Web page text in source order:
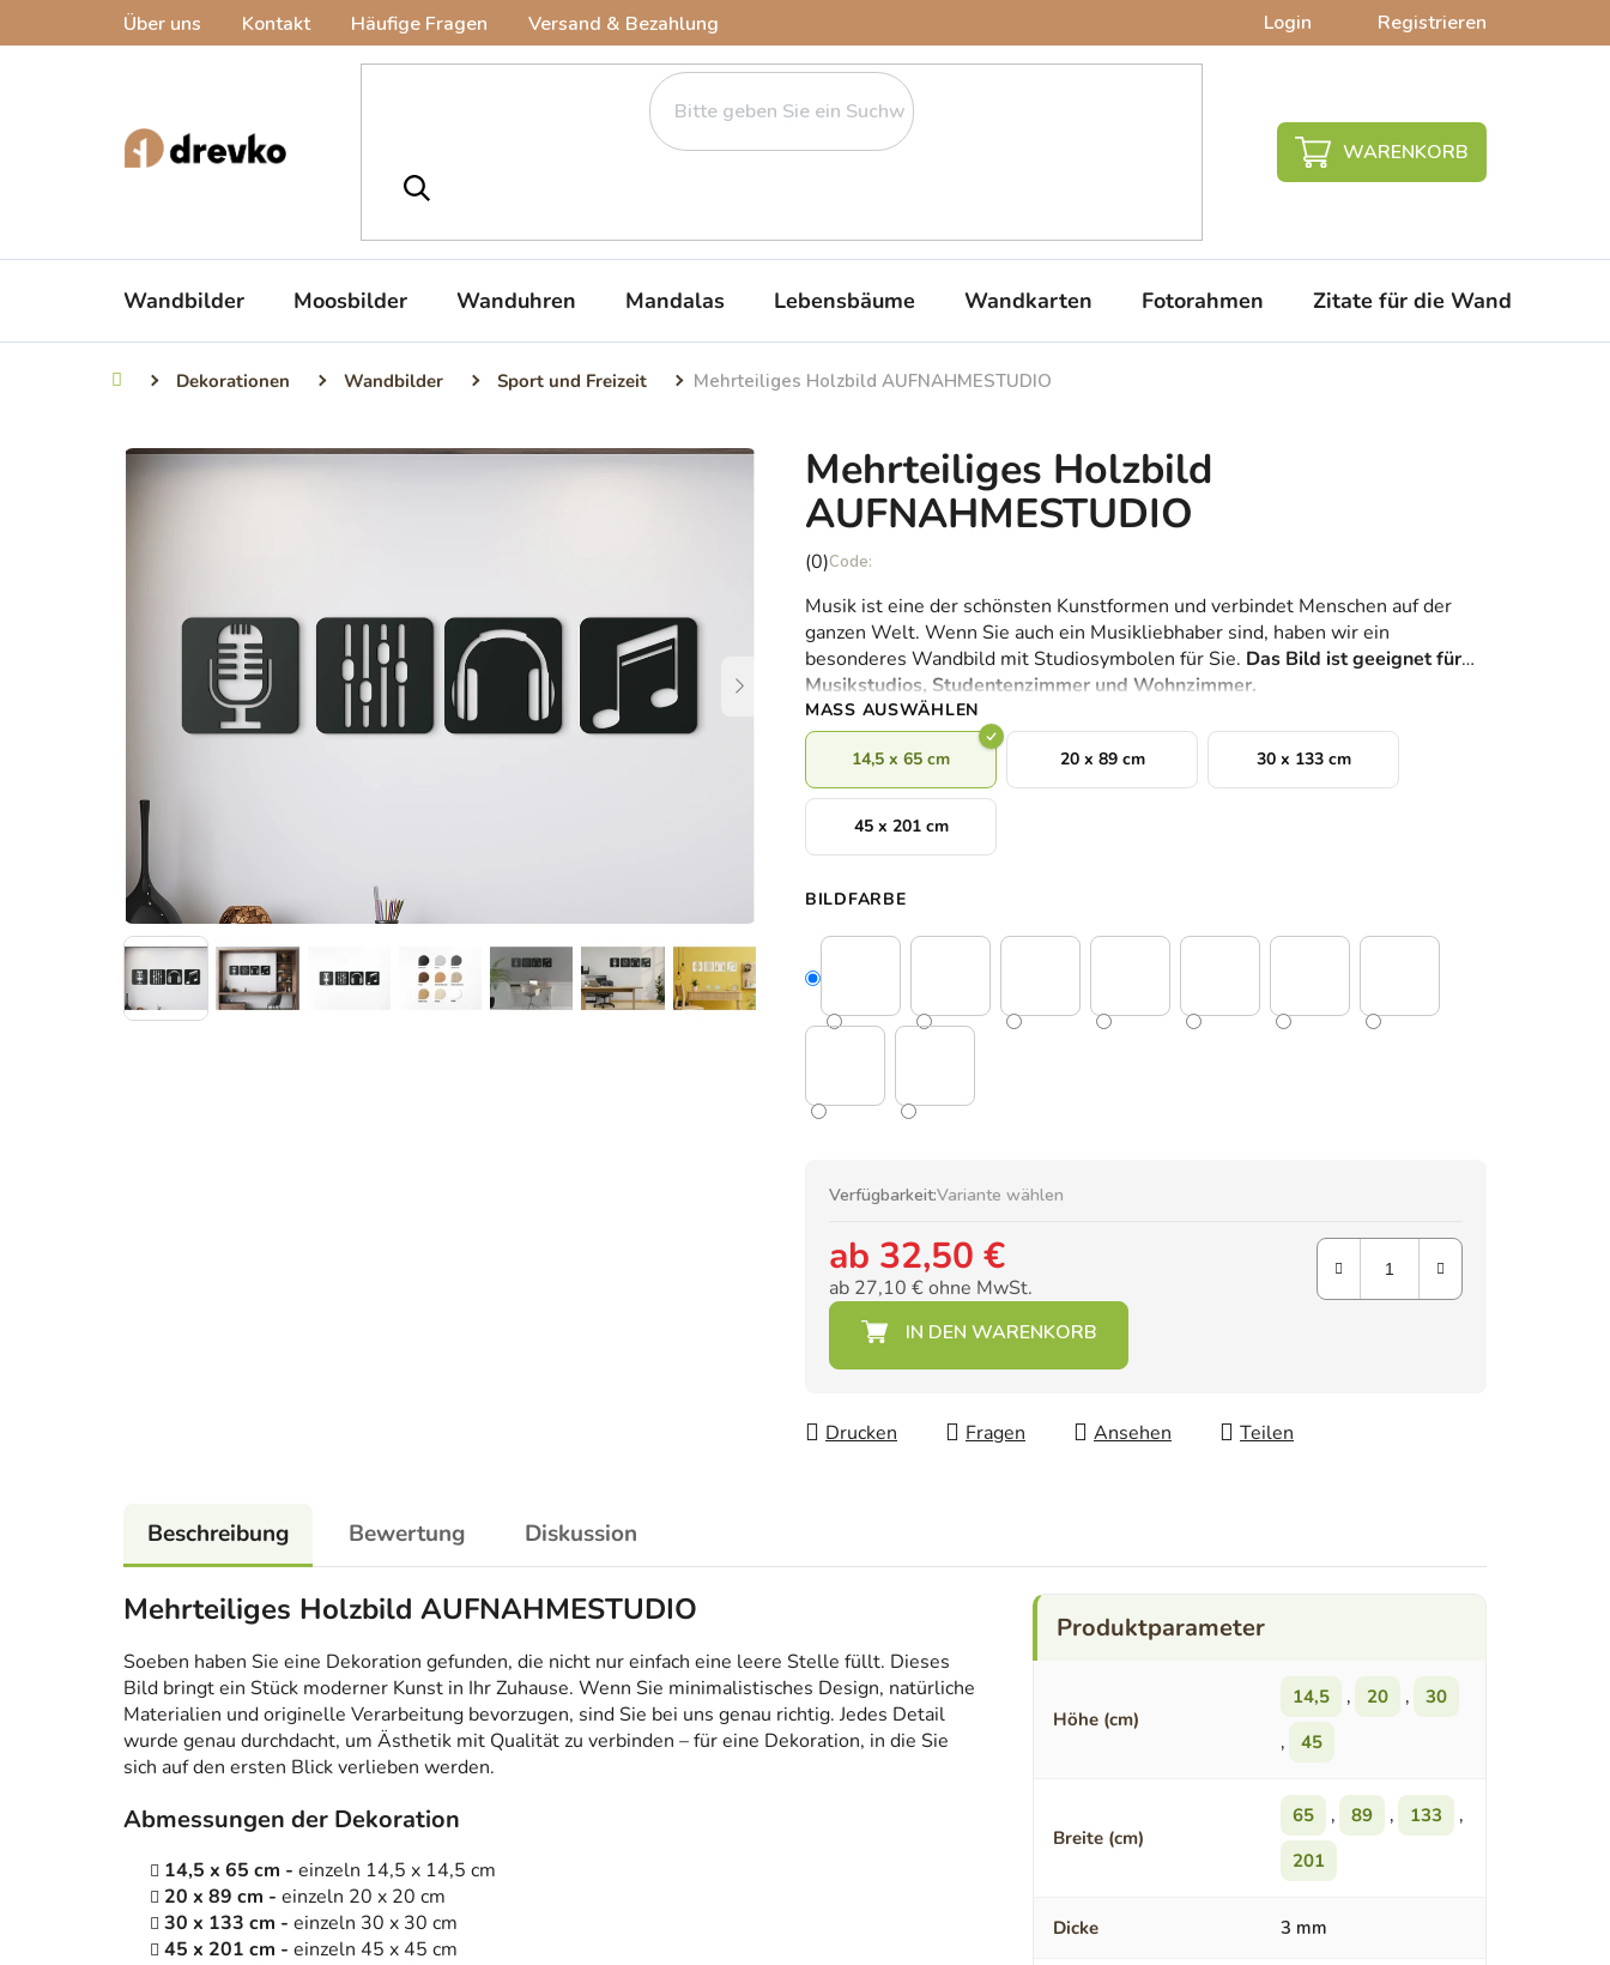
Über uns Kontakt Häufige Fragen Versand & Bezahlung Login Registrieren
WARENKORB
Wandbilder Moosbilder Wanduhren Mandalas Lebensbäume Wandkarten Fotorahmen Zitate für die Wand
StartseiteDekorationen Wandbilder Sport und Freizeit Mehrteiliges Holzbild AUFNAHMESTUDIO
Mehrteiliges Holzbild
AUFNAHMESTUDIO
Die
Produktbewertung
ist
0,0
von
5
Sternen.
(0)
Musik ist eine der schönsten Kunstformen und verbindet Menschen auf der
ganzen Welt. Wenn Sie auch ein Musikliebhaber sind, haben wir ein
besonderes Wandbild mit Studiosymbolen für Sie. Das Bild ist geeignet für
Musikstudios, Studentenzimmer und Wohnzimmer.
MASS AUSWÄHLEN
14,5 x 65 cm 20 x 89 cm 30 x 133 cm
45 x 201 cm
BILDFARBE
Verfügbarkeit:Variante wählen
ab 32,50 €
ab 27,10 €ohne MwSt.
Verkaufspreis:
Drucken Fragen Ansehen Teilen
Beschreibung Bewertung Diskussion
Mehrteiliges Holzbild AUFNAHMESTUDIO
Soeben haben Sie eine Dekoration gefunden, die nicht nur einfach eine leere Stelle füllt. Dieses
Bild bringt ein Stück moderner Kunst in Ihr Zuhause. Wenn Sie minimalistisches Design, natürliche
Materialien und originelle Verarbeitung bevorzugen, sind Sie bei uns genau richtig. Jedes Detail
wurde genau durchdacht, um Ästhetik mit Qualität zu verbinden – für eine Dekoration, in die Sie
sich auf den ersten Blick verlieben werden.
Abmessungen der Dekoration
14,5 x 65 cm - einzeln 14,5 x 14,5 cm
20 x 89 cm - einzeln 20 x 20 cm
30 x 133 cm - einzeln 30 x 30 cm
45 x 201 cm - einzeln 45 x 45 cm
Höhe (cm)
14,5 , 20 ,
30
,
45
Breite (cm)
65 , 89 , 133
,
201
Dicke 3 mm